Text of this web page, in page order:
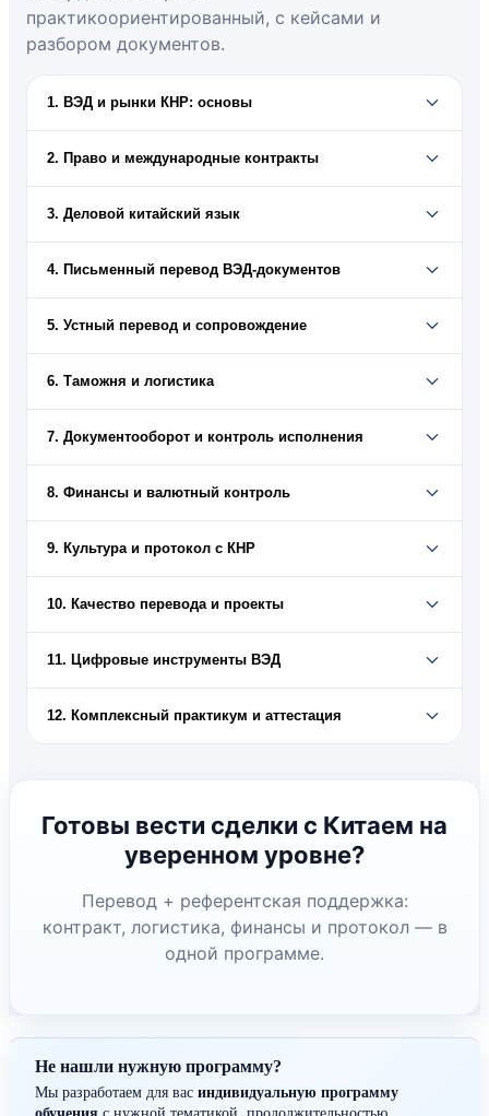
практикоориентированный, с кейсами и
разбором документов.
1. ВЭД и рынки КНР: основы
2. Право и международные контракты
3. Деловой китайский язык
4. Письменный перевод ВЭД‑документов
5. Устный перевод и сопровождение
6. Таможня и логистика
7. Документооборот и контроль исполнения
8. Финансы и валютный контроль
9. Культура и протокол с КНР
10. Качество перевода и проекты
11. Цифровые инструменты ВЭД
12. Комплексный практикум и аттестация
Готовы вести сделки с Китаем на
уверенном уровне?
Перевод + референтская поддержка:
контракт, логистика, финансы и протокол — в
одной программе.
Не нашли нужную программу?
Мы разработаем для вас индивидуальную программу